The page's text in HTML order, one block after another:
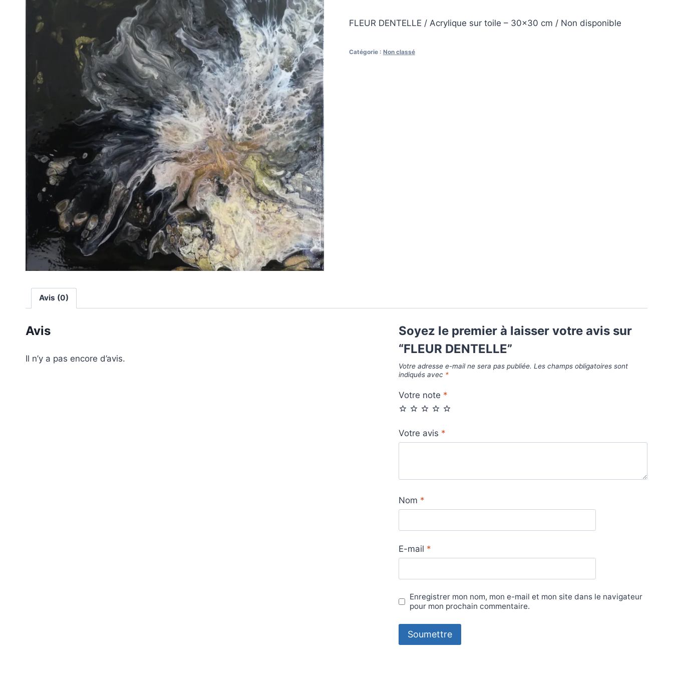
FLEUR DENTELLE / Acrylique sur toile – 30×30 cm / Non disponible
Catégorie : Non classé
Avis (0)
Avis
Il n’y a pas encore d’avis.
Soyez le premier à laisser votre avis sur
“FLEUR DENTELLE”
Votre adresse e-mail ne sera pas publiée. Les champs obligatoires sont
indiqués avec *
Votre note *
Votre avis *
Nom *
E-mail *
Enregistrer mon nom, mon e-mail et mon site dans le navigateur
pour mon prochain commentaire.